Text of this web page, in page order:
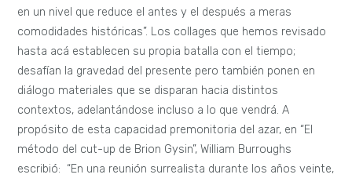
en un nivel que reduce el antes y el después a meras
comodidades históricas”. Los collages que hemos revisado
hasta acá establecen su propia batalla con el tiempo;
desafían la gravedad del presente pero también ponen en
diálogo materiales que se disparan hacia distintos
contextos, adelantándose incluso a lo que vendrá. A
propósito de esta capacidad premonitoria del azar, en “El
método del cut-up de Brion Gysin”, William Burroughs
escribió: “En una reunión surrealista durante los años veinte,